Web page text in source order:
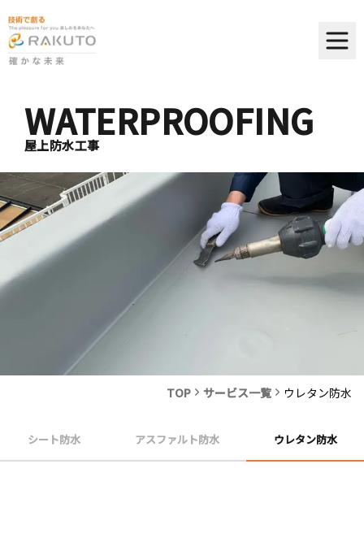
WATERPROOFING
屋上防水工事
TOP サービス一覧 ウレタン防水
シート防水 アスファルト防水 ウレタン防水